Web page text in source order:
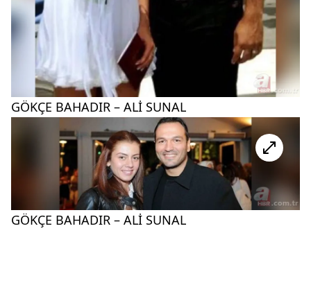
GÖKÇE BAHADIR – ALİ SUNAL
GÖKÇE BAHADIR – ALİ SUNAL